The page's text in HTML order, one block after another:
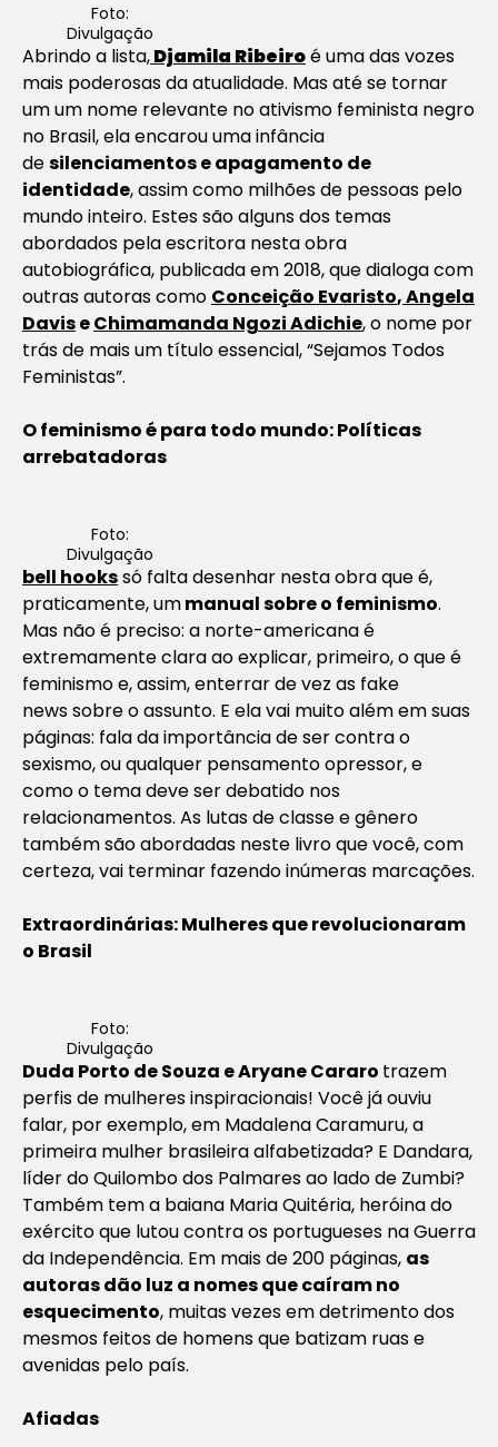
Foto:
Divulgação
Abrindo a lista,Djamila Ribeiroé uma das vozes
mais poderosas da atualidade. Mas até se tornar
um um nome relevante no ativismo feminista negro
no Brasil, ela encarou uma infância
desilenciamentos e apagamento de
identidade, assim como milhões de pessoas pelo
mundo inteiro. Estes são alguns dos temas
abordados pela escritora nesta obra
autobiográfica, publicada em 2018, que dialoga com
outras autoras como Conceição Evaristo,Angela
DaviseChimamanda Ngozi Adichie, o nome por
trás de mais um título essencial, “Sejamos Todos
Feministas”.
O feminismo é para todo mundo: Políticas
arrebatadoras
Foto:
Divulgação
bell hookssó falta desenhar nesta obra que é,
praticamente, ummanual sobre o feminismo.
Mas não é preciso: a norte-americana é
extremamente clara ao explicar, primeiro, o que é
feminismo e, assim, enterrar de vez as fake
newssobre o assunto. E ela vai muito além em suas
páginas: fala da importância de ser contra o
sexismo, ou qualquer pensamento opressor, e
como o tema deve ser debatido nos
relacionamentos. As lutas de classe e gênero
também são abordadas neste livro que você, com
certeza, vai terminar fazendo inúmeras marcações.
Extraordinárias: Mulheres que revolucionaram
o Brasil
Foto:
Divulgação
Duda Porto de Souza e Aryane Cararo trazem
perfis de mulheres inspiracionais! Você já ouviu
falar, por exemplo, em Madalena Caramuru, a
primeira mulher brasileira alfabetizada? E Dandara,
líder do Quilombo dos Palmares ao lado de Zumbi?
Também tem a baiana Maria Quitéria, heróina do
exército que lutou contra os portugueses na Guerra
da Independência. Em mais de 200 páginas, as
autoras dão luz a nomes que caíram no
esquecimento, muitas vezes em detrimento dos
mesmos feitos de homens que batizam ruas e
avenidas pelo país.
Afiadas